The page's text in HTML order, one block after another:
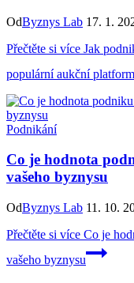
OdByznys Lab 17. 1.
Přečtěte si více Jak
populární aukční
Podnikání
Co je hodnota
vašeho byznysu
OdByznys Lab 11. 10.
Přečtěte si více Co je
vašeho byznysu